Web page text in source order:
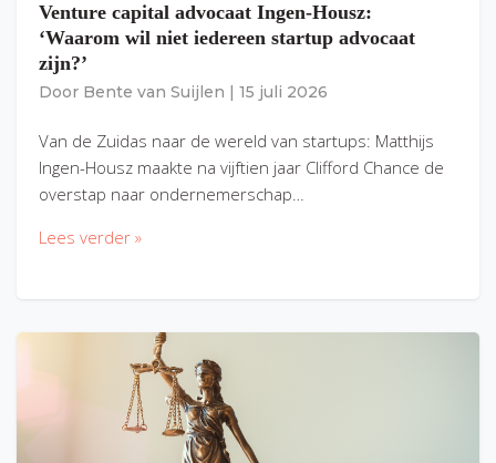
Venture capital advocaat Ingen-Housz:
‘Waarom wil niet iedereen startup advocaat
zijn?’
Door Bente van Suijlen 15 juli 2026
Van de Zuidas naar de wereld van startups: Matthijs
Ingen-Housz maakte na vijftien jaar Clifford Chance de
overstap naar ondernemerschap…
Lees verder »